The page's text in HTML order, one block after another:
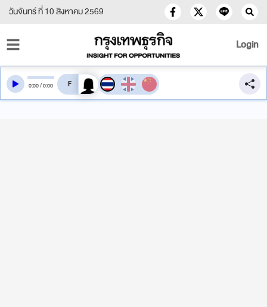
วันจันทร์ ที่ 10 สิงหาคม 2569
Login
0:00/0:00 สลับเสียงอ่าน